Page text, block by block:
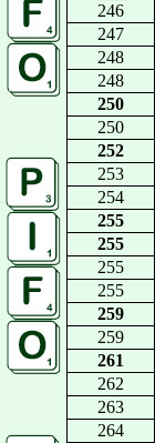
246
247
248
248
250
250
252
253
254
255
255
255
255
259
259
261
262
263
264